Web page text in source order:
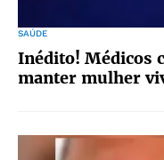
SAÚDE
Inédito! Médicos
manter mulher